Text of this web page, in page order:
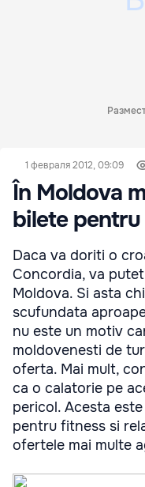
1 февраля 2012, 09:09
În Moldova
bilete
Daca va doriti o
Concordia, va
Moldova. Si asta
scufundata
nu este un motiv
moldovenesti de
oferta. Mai mult,
ca o calatorie pe
pericol. Acesta
pentru fitness si
ofertele mai multe